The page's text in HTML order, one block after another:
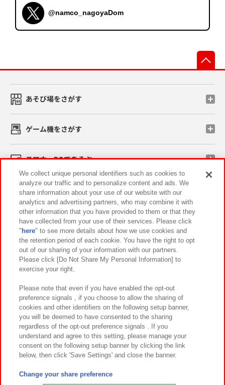
@namco_nagoyaDom
あそび場をさがす
ゲーム機をさがす
スマホ・PCであそぶ
イベント・キャンペーン
関連会社 サステナビリティ サイトポリシー
プライバシーポリシー ウェブアクセシビリティ方針と検証結果
お取引先さまとともに
カスタマーハラスメント対応方針 よくあるご質問・お問い合わせ
©Bandai Namco Amusement Inc.
©Bandai Namco Amusement Lab Inc.
We collect unique personal identifiers such as cookies to
analyze our traffic and to personalize content and ads. We
share information about your use of our website with our
analytics and advertising partners, who may combine it with
other information that you have provided to them or that they
have collected from your use of their services. Please click
" here" to see more details about how we use cookies and
the retention period of each cookie. You have the right to opt
out of our sharing of your information with our partners.
Please click [Do Not Share My Personal Information] to
exercise your right.
Please note that even if you have enabled the opt-out
preference signals , if you choose to allow the sharing of
cookies and other identifiers on the following setup banner,
you will be deemed to have consented to the sharing
regardless of the opt-out preference signals . If you
understand and agree to this setting, please manage your
consent on the following setup banner by clicking the link
below, then click 'Save Settings' and close the banner.
Change your share preference